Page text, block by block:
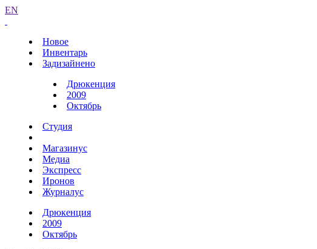
EN
Новое
Инвентарь
Задизайнено
Дрюкенция
2009
Октябрь
Студия
Магазинус
Медиа
Экспресс
Иронов
Журналус
Дрюкенция
2009
Октябрь